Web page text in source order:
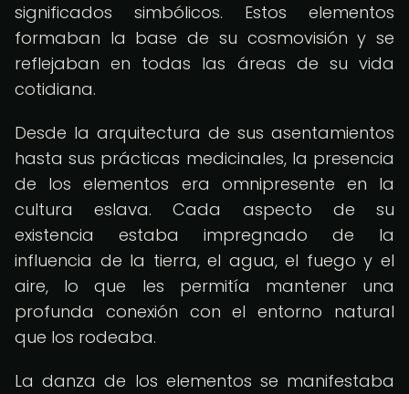
significados simbólicos. Estos elementos
formaban la base de su cosmovisión y se
reflejaban en todas las áreas de su vida
cotidiana.
Desde la arquitectura de sus asentamientos
hasta sus prácticas medicinales, la presencia
de los elementos era omnipresente en la
cultura eslava. Cada aspecto de su
existencia estaba impregnado de la
influencia de la tierra, el agua, el fuego y el
aire, lo que les permitía mantener una
profunda conexión con el entorno natural
que los rodeaba.
La danza de los elementos se manifestaba